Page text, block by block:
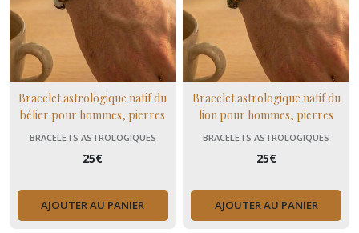
Bracelet astrologique natif du
bélier pour hommes, pierres
naturelles fluorine, améthyste,
BRACELETS ASTROLOGIQUES
25€
AJOUTER AU PANIER
Bracelet astrologique natif du
lion pour hommes, pierres
naturelles unakite, grenat et oeil
BRACELETS ASTROLOGIQUES
25€
AJOUTER AU PANIER